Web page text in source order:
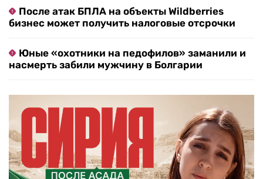
После атак БПЛА на объекты Wildberries
бизнес может получить налоговые отсрочки
Юные «охотники на педофилов» заманили и
насмерть забили мужчину в Болгарии